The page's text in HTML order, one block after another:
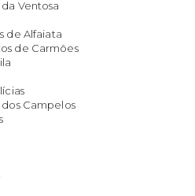
Ventosa
de Alfaiata
de Carmões
Campelos